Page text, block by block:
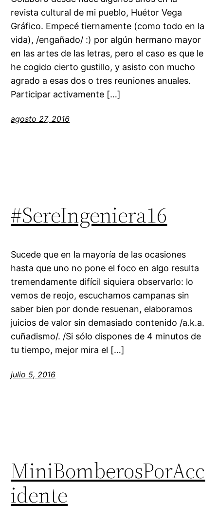
revista cultural de mi pueblo, Huétor Vega
Gráfico. Empecé tiernamente (como todo en la
vida), /engañado/ :) por algún hermano mayor
en las artes de las letras, pero el caso es que le
he cogido cierto gustillo, y asisto con mucho
agrado a esas dos o tres reuniones anuales.
Participar activamente […]
agosto 27, 2016
#SereIngeniera16
Sucede que en la mayoría de las ocasiones
hasta que uno no pone el foco en algo resulta
tremendamente difícil siquiera observarlo: lo
vemos de reojo, escuchamos campanas sin
saber bien por donde resuenan, elaboramos
juicios de valor sin demasiado contenido /a.k.a.
cuñadismo/. /Si sólo dispones de 4 minutos de
tu tiempo, mejor mira el […]
julio 5, 2016
MiniBomberosPorAcc
idente